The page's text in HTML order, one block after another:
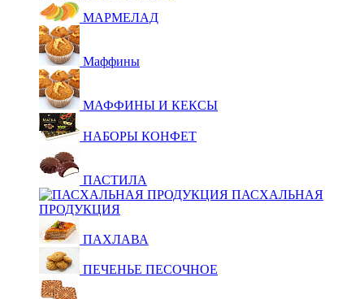
МАРМЕЛАД
Маффины
МАФФИНЫ И КЕКСЫ
НАБОРЫ КОНФЕТ
ПАСТИЛА
ПАСХАЛЬНАЯ
ПРОДУКЦИЯ
ПАХЛАВА
ПЕЧЕНЬЕ ПЕСОЧНОЕ